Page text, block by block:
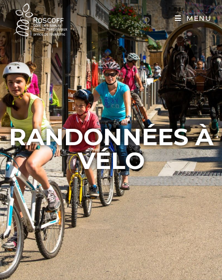
MENU
RANDONNÉES À
VÉLO
Cookies management panel